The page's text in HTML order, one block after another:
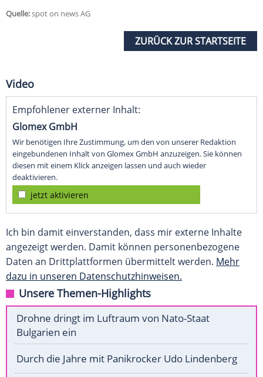
Quelle:spot on news AG
ZURÜCK ZUR STARTSEITE
Video
Empfohlener externer Inhalt:
Glomex GmbH
Wir benötigen Ihre Zustimmung, um den von unserer Redaktion
eingebundenen Inhalt von Glomex GmbH anzuzeigen. Sie können
diesen mit einem Klick anzeigen lassen und auch wieder
deaktivieren.
jetzt aktivieren
Ich bin damit einverstanden, dass mir externe Inhalte
angezeigt werden. Damit können personenbezogene
Daten an Drittplattformen übermittelt werden. Mehr
dazu in unseren Datenschutzhinweisen.
Unsere Themen-Highlights
Drohne dringt im Luftraum von Nato-Staat
Bulgarien ein
Durch die Jahre mit Panikrocker Udo Lindenberg